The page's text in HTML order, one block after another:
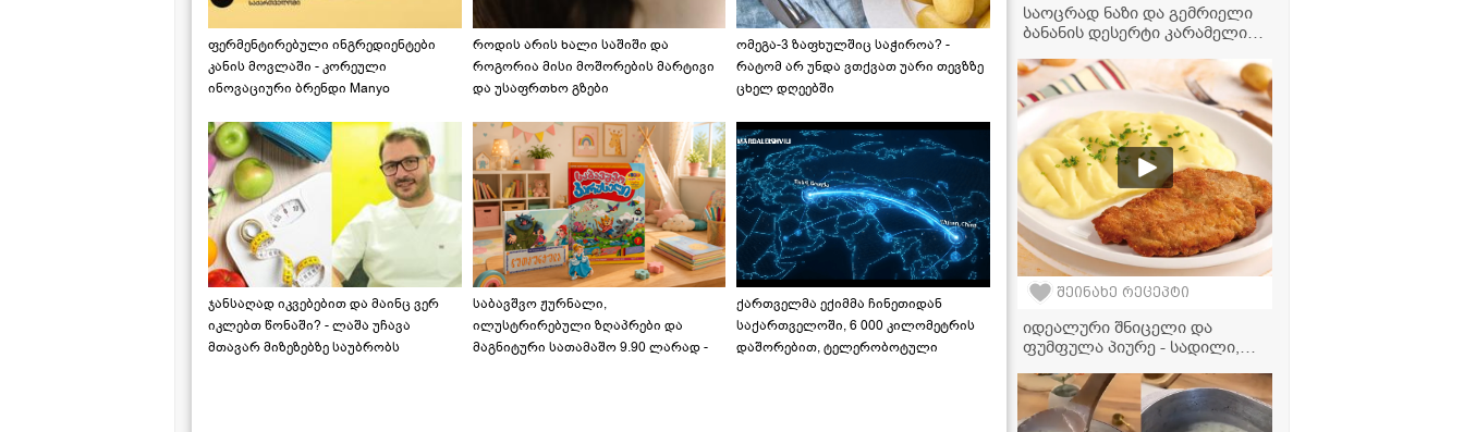
ფერმენტირებული ინგრედიენტები
კანის მოვლაში - კორეული
ინოვაციური ბრენდი Manyo
როდის არის ხალი საშიში და
როგორია მისი მოშორების მარტივი
და უსაფრთხო გზები
ომეგა-3 ზაფხულშიც საჭიროა? -
რატომ არ უნდა ვთქვათ უარი თევზზე
ცხელ დღეებში
ჯანსაღად იკვებებით და მაინც ვერ
იკლებთ წონაში? - ლაშა უჩავა
მთავარ მიზეზებზე საუბრობს
საბავშვო ჟურნალი,
ილუსტრირებული ზღაპრები და
მაგნიტური სათამაშო 9.90 ლარად -
ქართველმა ექიმმა ჩინეთიდან
საქართველოში, 6 000 კილომეტრის
დაშორებით, ტელერობოტული
საოცრად ნაზი და გემრიელი
ბანანის დესერტი კარამელით,
შეინახე რეცეპტი
იდეალური შნიცელი და
ფუმფულა პიურე - სადილი,
შეუყვარდება